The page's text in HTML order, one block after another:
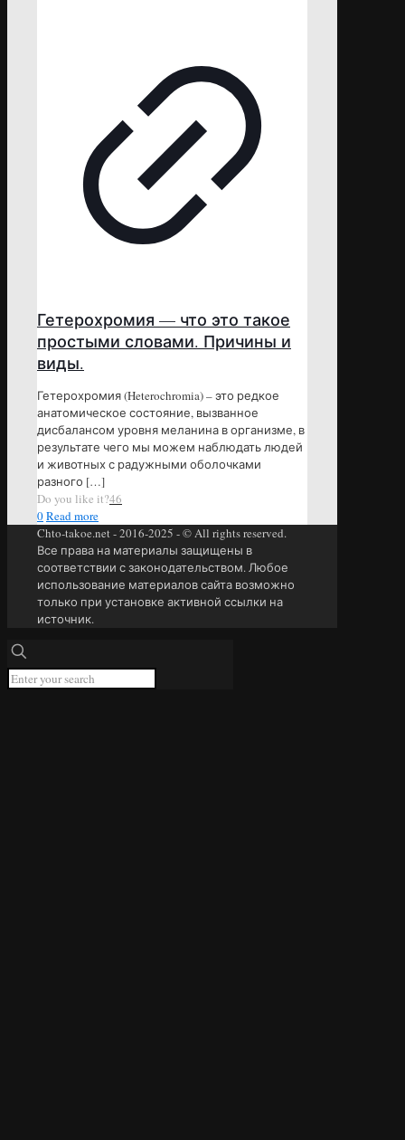
Гетерохромия — что это такое
простыми словами. Причины и
виды.
Гетерохромия (Heterochromia) – это редкое
анатомическое состояние, вызванное
дисбалансом уровня меланина в организме, в
результате чего мы можем наблюдать людей
и животных с радужными оболочками
разного […]
Do you like it?46
0Read more
Chto-takoe.net - 2016-2025 - © All rights reserved.
Все права на материалы защищены в
соответствии с законодательством. Любое
использование материалов сайта возможно
только при установке активной ссылки на
источник.